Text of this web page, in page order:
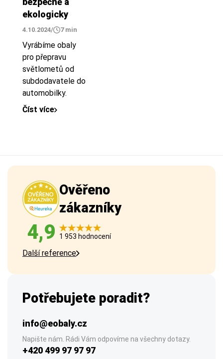
ekologicky
4.10.2024/ 7 min
Vyrábíme obaly
pro přepravu
světlometů od
subdodavatele do
automobilky.
Číst více
Ověřeno
zákazníky
4,9 1 953 hodnocení
Další reference
Potřebujete poradit?
info@eobaly.cz
Napište nám. Rádi Vám odpovíme na všechny dotazy.
+420 499 97 97 97